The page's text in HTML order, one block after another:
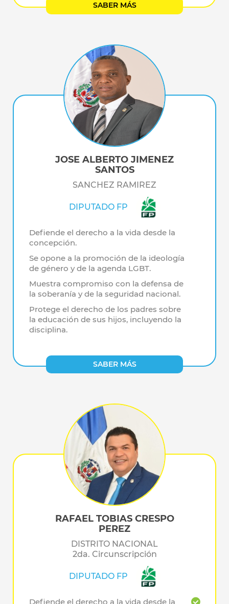
SABER MÁS
JOSE ALBERTO JIMENEZ
SANTOS
SANCHEZ RAMIREZ
DIPUTADO FP
Defiende el derecho a la vida desde la
concepción.
Se opone a la promoción de la ideología
de género y de la agenda LGBT.
Muestra compromiso con la defensa de
la soberanía y de la seguridad nacional.
Protege el derecho de los padres sobre
la educación de sus hijos, incluyendo la
disciplina.
SABER MÁS
RAFAEL TOBIAS CRESPO
PEREZ
DISTRITO NACIONAL
2da. Circunscripción
DIPUTADO FP
Defiende el derecho a la vida desde la